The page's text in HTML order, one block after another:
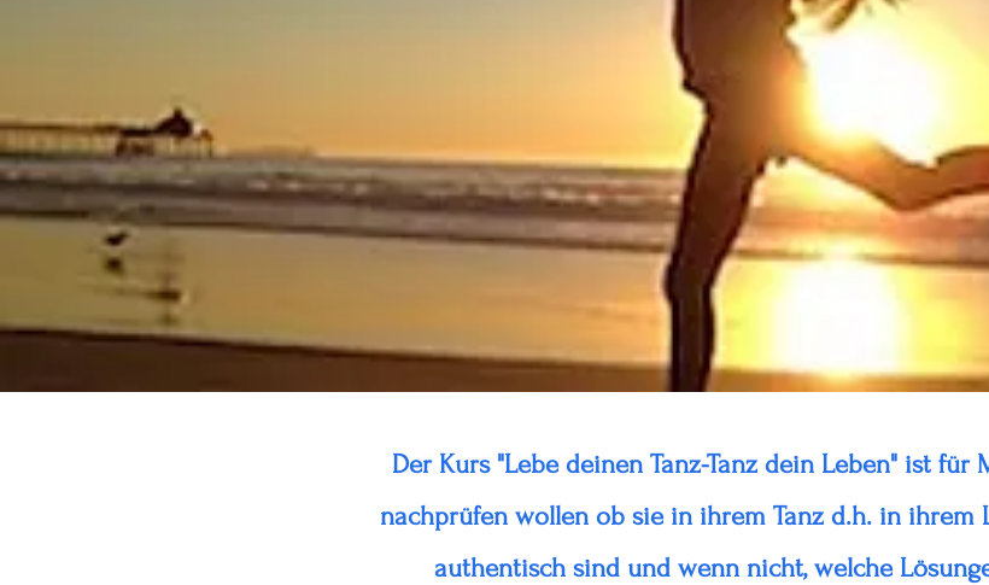
Der Kurs "Lebe deinen Tanz-Tanz dein Leben" ist für
nachprüfen wollen ob sie in ihrem Tanz d.h. in
authentisch sind und wenn nicht,welche